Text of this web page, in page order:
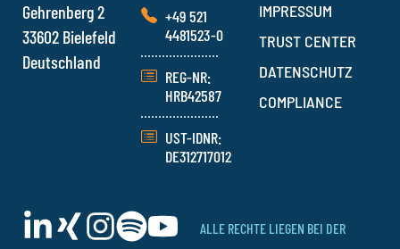
Gehrenberg 2
33602 Bielefeld
Deutschland
+49 521
4481523-0
REG-NR:
HRB42587
UST-IDNR:
DE312717012
IMPRESSUM
TRUST CENTER
DATENSCHUTZ
COMPLIANCE
ALLE RECHTE LIEGEN BEI DER